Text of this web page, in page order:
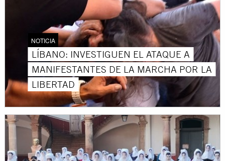
NOTICIA
LÍBANO: INVESTIGUEN EL ATAQUE A
MANIFESTANTES DE LA MARCHA POR LA
LIBERTAD